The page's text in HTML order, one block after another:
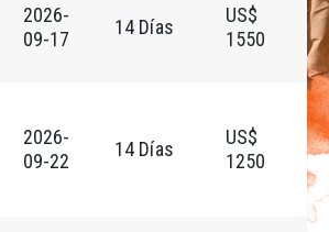
2026-
09-17
14 Días
US$
1550
2026-
09-22
14 Días
US$
1250